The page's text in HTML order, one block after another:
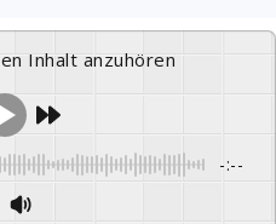
Inhalt anzuhören
-:--